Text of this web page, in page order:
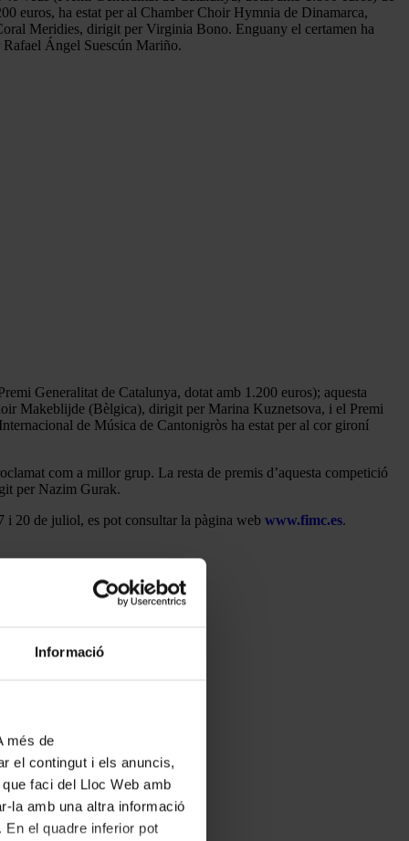
Informació
més de
el contingut i els anuncis,
faci del Lloc Web amb
la amb una altra informació
el quadre inferior pot
euros, ha estat per al Chamber Choir Hymnia de Dinamarca,
Meridies, dirigit per Virginia Bono. Enguany el certamen ha
Ángel Suescún Mariño.
Generalitat de Catalunya, dotat amb 1.200 euros); aquesta
Makeblijde (Bèlgica), dirigit per Marina Kuznetsova, i el Premi
de Música de Cantonigròs ha estat per al cor gironí
com a millor grup. La resta de premis d’aquesta competició
per Nazim Gurak.
i 20 de juliol, es pot consultar la pàgina web www.fimc.es.